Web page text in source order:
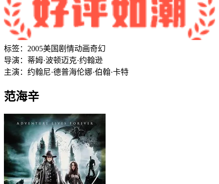
标签： 2005美国 剧情动画奇幻
导演： 蒂姆·波顿迈克·约翰逊
主演： 约翰尼·德普海伦娜·伯翰·卡特
范海辛